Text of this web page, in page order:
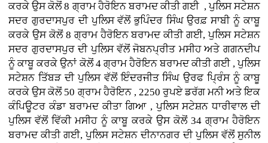
ਕਰਕੇ ਉਸ ਕੋਲੋਂ 8 ਗ੍ਰਾਮ ਹੈਰੋਇਨ ਬਰਾਮਦ ਕੀਤੀ ਗਈ , ਪੁਲਿਸ ਸਟੇਸ਼ਨ
ਸਦਰ ਗੁਰਦਾਸਪੁਰ ਦੀ ਪੁਲਿਸ ਵੱਲੋਂ ਭੁਪਿੰਦਰ ਸਿੰਘ ਉਰਫ਼ ਸਾਬੀ ਨੂੰ ਕਾਬੂ
ਕਰਕੇ ਉਸ ਕੋਲੋਂ 8 ਗ੍ਰਾਮ ਹੈਰੋਇਨ ਬਰਾਮਦ ਕੀਤੀ ਗਈ, ਪੁਲਿਸ ਸਟੇਸ਼ਨ
ਸਦਰ ਗੁਰਦਾਸਪੁਰ ਦੀ ਪੁਲਿਸ ਵੱਲੋਂ ਜੋਬਨਪ੍ਰੀਤ ਮਸੀਹ ਅਤੇ ਗਗਨਦੀਪ
ਨੂੰ ਕਾਬੂ ਕਰਕੇ ਉਨਾਂ ਕੋਲੋਂ 4 ਗ੍ਰਾਮ ਹੈਰੋਇਨ ਬਰਾਮਦ ਕੀਤੀ ਗਈ , ਪੁਲਿਸ
ਸਟੇਸ਼ਨ ਤਿੱਬੜ ਦੀ ਪੁਲਿਸ ਵੱਲੋਂ ਇੰਦਰਜੀਤ ਸਿੰਘ ਉਰਫ ਪ੍ਰਿੰਸ ਨੂੰ ਕਾਬੂ
ਕਰਕੇ ਉਸ ਕੋਲੋਂ 50 ਗ੍ਰਾਮ ਹੈਰੋਇਨ , 2250 ਰੁਪਏ ਡਰੱਗ ਮਨੀ ਅਤੇ ਇਕ
ਕੰਪਿਊਟਰ ਕੰਡਾ ਬਰਾਮਦ ਕੀਤਾ ਗਿਆ , ਪੁਲਿਸ ਸਟੇਸ਼ਨ ਧਾਰੀਵਾਲ ਦੀ
ਪੁਲਿਸ ਵੱਲੋਂ ਵਿੱਕੀ ਮਸੀਹ ਨੂੰ ਕਾਬੂ ਕਰਕੇ ਉਸ ਕੋਲੋਂ 34 ਗ੍ਰਾਮ ਹੈਰੋਇਨ
ਬਰਾਮਦ ਕੀਤੀ ਗਈ, ਪੁਲਿਸ ਸਟੇਸ਼ਨ ਦੀਨਾਨਗਰ ਦੀ ਪੁਲਿਸ ਵੱਲੋਂ ਸੁਨੀਲ